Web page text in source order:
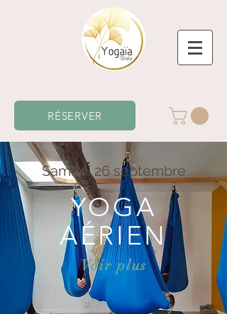
RÉSERVER
Samedi 26 septembre
YOGA
AÉRIEN
Voir plus